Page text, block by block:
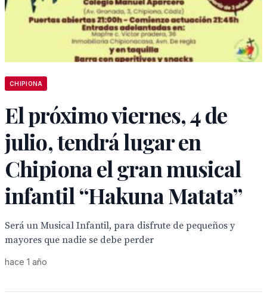
CHIPIONA
El próximo viernes, 4 de
julio, tendrá lugar en
Chipiona el gran musical
infantil “Hakuna Matata”
Será un Musical Infantil, para disfrute de pequeños y
mayores que nadie se debe perder
hace 1 año